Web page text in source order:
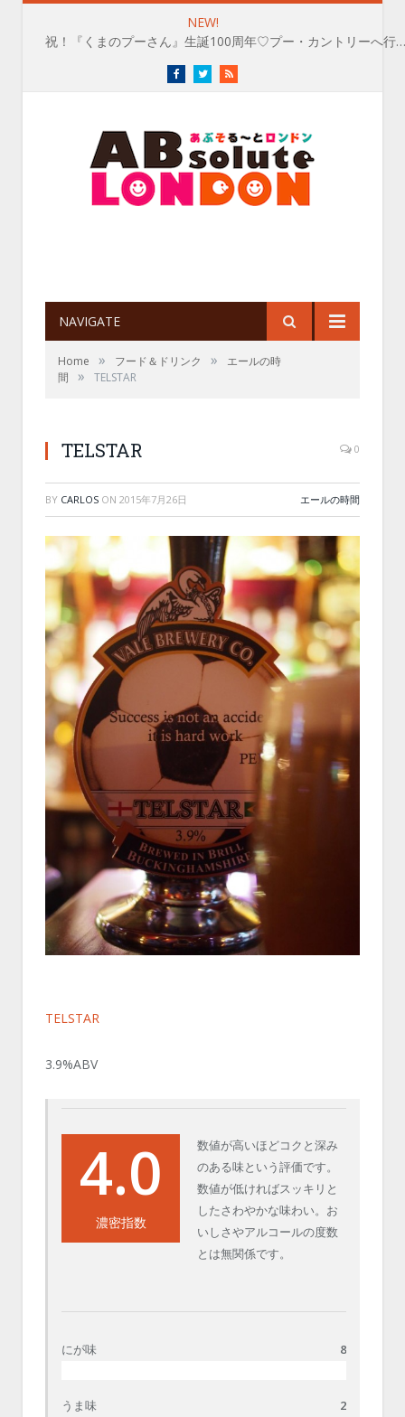
NEW!
祝！『くまのプーさん』生誕100周年♡プー・カントリーへ行こう♪
FacebookTwitterRSS
NAVIGATE
Home » フード＆ドリンク »
エールの時
間
» TELSTAR
TELSTAR 0
BY CARLOS ON 2015年7月26日 エールの時間
TELSTAR
3.9%ABV
4.0
濃密指数
数値が高いほどコクと深み
のある味という評価です。
数値が低ければスッキリと
したさわやかな味わい。お
いしさやアルコールの度数
とは無関係です。
にが味 8
うま味 2